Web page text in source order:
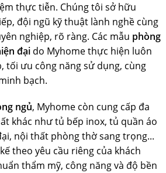
thực tiễn. Chúng tôi sở hữu
đội ngũ kỹ thuật lành nghề cùng
nghiệp, rõ ràng. Các mẫu phòng
đại do Myhome thực hiện luôn
tối ưu công năng sử dụng, cùng
bạch.
ngủ, Myhome còn cung cấp đa
khác như tủ bếp inox, tủ quần áo
nội thất phòng thờ sang trọng...
theo yêu cầu riêng của khách
thẩm mỹ, công năng và độ bền